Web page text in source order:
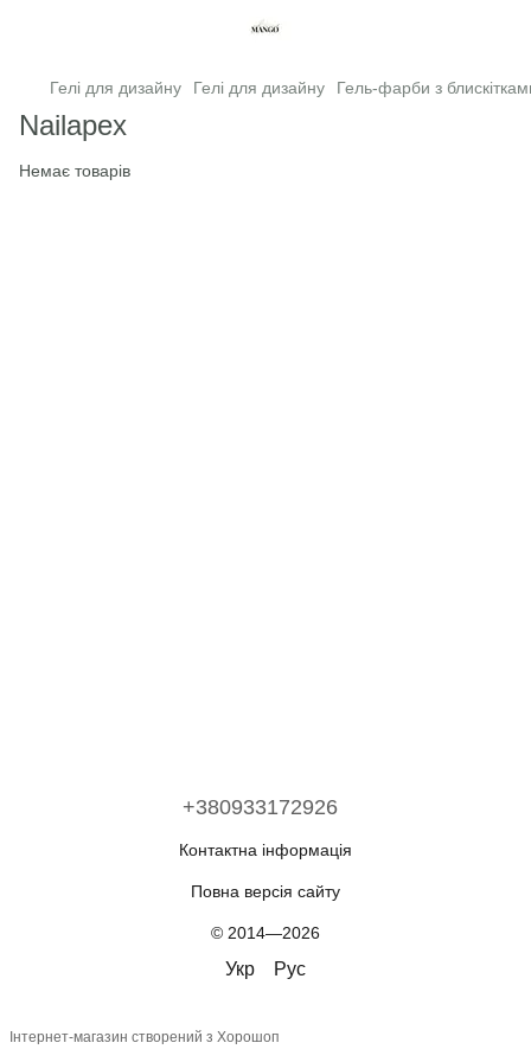
Гелі для дизайну Гелі для дизайну Гель-фарби з
Nailapex
Немає товарів
+380933172926
Контактна інформація
Повна версія сайту
© 2014—2026
Укр Рус
Інтернет-магазин створений з Хорошоп